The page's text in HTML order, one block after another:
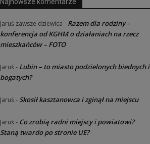
Jaruś zawsze dziewica - Razem dla rodziny –
konferencja od KGHM o działaniach na rzecz
mieszkańców – FOTO
Jaruś - Lubin – to miasto podzielonych biednych i
bogatych?
Jaruś - Skosił kasztanowca i zginął na miejscu
Jaruś - Co zrobią radni miejscy i powiatowi?
Staną twardo po stronie UE?